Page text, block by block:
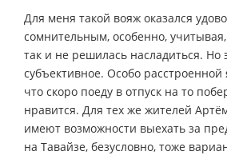
Для меня такой вояж оказался
сомнительным, особенно,
так и не решилась насладиться. Но
субъективное. Особо расстроенной
что скоро поеду в отпуск на то
нравится. Для тех же жителей
имеют возможности выехать за
на Тавайзе, безусловно, тоже